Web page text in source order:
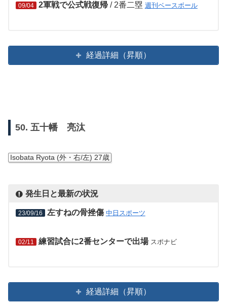
09/04 2軍戦で公式戦復帰/ 2番二塁 週刊ベースボール
経過詳細（昇順）
50. 五十幡 亮汰
Isobata Ryota (外・右/左) 27歳
発生日と最新の状況
23/09/16 左すねの骨挫傷 中日スポーツ
02/11 練習試合に2番センターで出場 スポナビ
経過詳細（昇順）